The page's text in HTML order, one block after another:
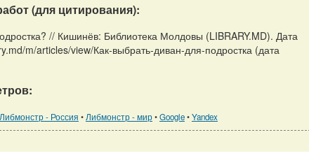
(для цитирования):
// Кишинёв: Библиотека Молдовы (LIBRARY.MD). Дата
m/articles/view/Как-выбрать-диван-для-подростка (дата
Либмонстр - Россия • Либмонстр - мир•Google•Yandex